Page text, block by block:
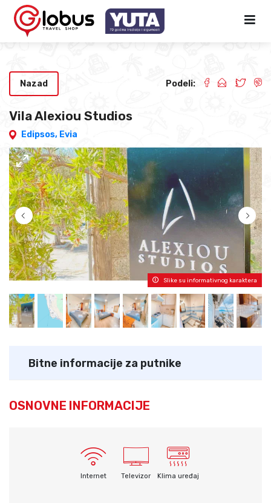
Vila Alexiou Studios
Edipsos, Evia
Nazad Podeli:
Slike su informativnog karaktera
Bitne informacije za putnike
OSNOVNE INFORMACIJE
Internet Televizor Klima uređaj